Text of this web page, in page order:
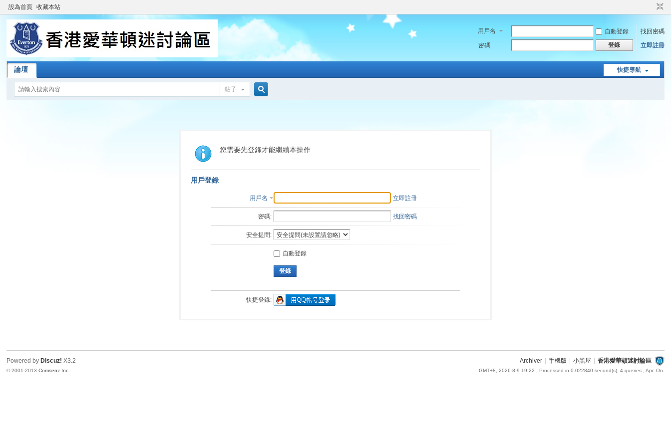
設為首頁 收藏本站
用戶名 自動登錄
找回密碼
密碼
登錄 立即註冊
快捷導航
論壇
帖子
索
您需要先登錄才能繼續本操作
用戶登錄
用戶名 立即註冊
密碼: 找回密碼
安全提問:
自動登錄
登錄
快捷登錄:
Archiver 手機版 小黑屋 香港愛華頓迷討論區
GMT+8, 2026-8-9 19:22 , Processed in 0.022840 second(s), 4 queries , Apc On.
Powered by Discuz! X3.2
© 2001-2013Comsenz Inc.